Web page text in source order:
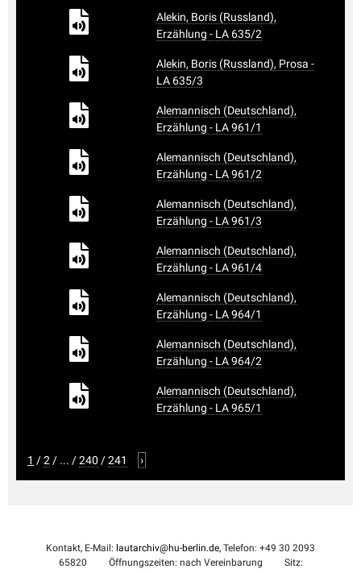
Alekin, Boris (Russland),
Erzählung - LA 635/2
Alekin, Boris (Russland), Prosa -
LA 635/3
Alemannisch (Deutschland),
Erzählung - LA 961/1
Alemannisch (Deutschland),
Erzählung - LA 961/2
Alemannisch (Deutschland),
Erzählung - LA 961/3
Alemannisch (Deutschland),
Erzählung - LA 961/4
Alemannisch (Deutschland),
Erzählung - LA 964/1
Alemannisch (Deutschland),
Erzählung - LA 964/2
Alemannisch (Deutschland),
Erzählung - LA 965/1
1 /2 / ... /240 /241 ›
Kontakt, E-Mail: lautarchiv@hu-berlin.de, Telefon: +49 30 2093
65820
Öffnungszeiten: nach Vereinbarung
Sitz: